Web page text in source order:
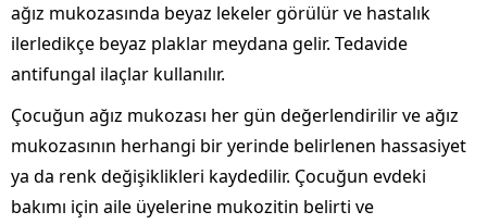
ağız mukozasında beyaz lekeler görülür ve hastalık
ilerledikçe beyaz plaklar meydana gelir. Tedavide
antifungal ilaçlar kullanılır.
Çocuğun ağız mukozası her gün değerlendirilir ve ağız
mukozasının herhangi bir yerinde belirlenen hassasiyet
ya da renk değişiklikleri kaydedilir. Çocuğun evdeki
bakımı için aile üyelerine mukozitin belirti ve